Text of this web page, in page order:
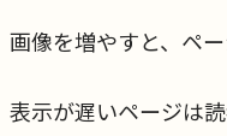
画像を増やすと、ペ
表示が遅いページは